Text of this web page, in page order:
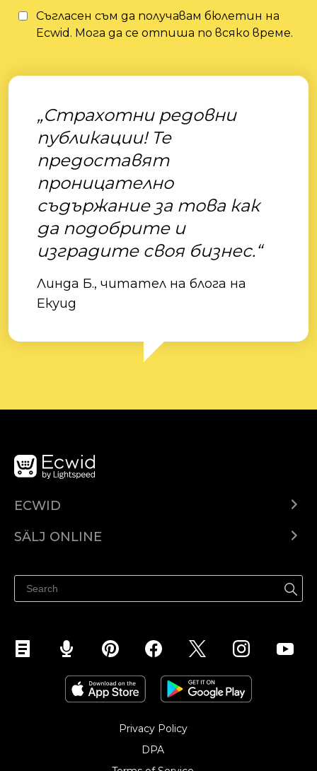
Съгласен съм да получавам бюлетин на
Ecwid. Мога да се отпиша по всяко време.
„Страхотни редовни
публикации! Те
предоставят
проницателно
съдържание за това как
да подобрите и
изградите своя бизнес.“
Линда Б., читател на блога на
Екуид
ECWID
Pris
SÄLJ ONLINE
Sälj på Facebook
Sälj på Instagram
Privacy Policy
DPA